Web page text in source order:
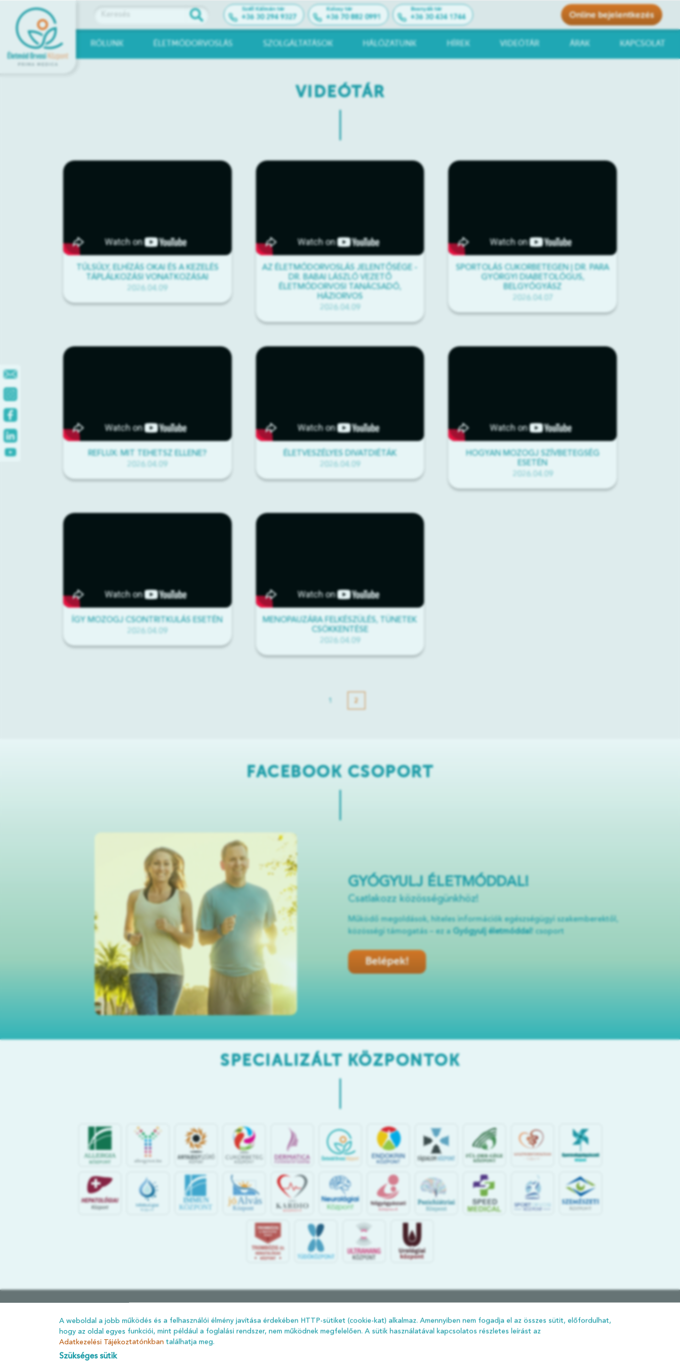
Széll Kálmán tér
+36 30 294 9327
Kolosy tér
+36 70 882 0991
Bosnyák tér
+36 30 434 1744 Online bejelentkezés
RÓLUNK ÉLETMÓDORVOSLÁS SZOLGÁLTATÁSOK HÁLÓZATUNK HÍREK VIDEÓTÁR ÁRAK KAPCSOLAT
VIDEÓTÁR
TÚLSÚLY, ELHÍZÁS OKAI ÉS A KEZELÉS
TÁPLÁLKOZÁSI VONATKOZÁSAI
2026.04.09
AZ ÉLETMÓDORVOSLÁS JELENTŐSÉGE -
DR. BABAI LÁSZLÓ VEZETŐ
ÉLETMÓDORVOSI TANÁCSADÓ,
HÁZIORVOS
2026.04.09
SPORTOLÁS CUKORBETEGEN | DR. PARA
GYÖRGYI DIABETOLÓGUS,
BELGYÓGYÁSZ
2026.04.07
REFLUX: MIT TEHETSZ ELLENE?
2026.04.09
ÉLETVESZÉLYES DIVATDIÉTÁK
2026.04.09
HOGYAN MOZOGJ SZÍVBETEGSÉG
ESETÉN
2026.04.09
ÍGY MOZOGJ CSONTRITKULÁS ESETÉN
2026.04.09
MENOPAUZÁRA FELKÉSZÜLÉS, TÜNETEK
CSÖKKENTÉSE
2026.04.09
FACEBOOK CSOPORT
GYÓGYULJ ÉLETMÓDDAL!
Csatlakozz közösségünkhöz!
Működő megoldások, hiteles információk egészségügyi szakemberektől,
közösségi támogatás – ez a Gyógyulj életmóddal! csoport
Belépek!
SPECIALIZÁLT KÖZPONTOK
IMMUN
KÖZPONT
jóAlvás
Központ POR
ADATKEZELÉSI TÁJÉKOZTATÓ
ADATVÉDELMI TÁJÉKOZTATÓ
KÖZÖSSÉGI MÉDIA
A weboldal a jobb működés és a felhasználói élmény javítása érdekében HTTP-sütiket (cookie-kat) alkalmaz. Amennyiben nem fogadja el az összes sütit, előfordulhat,
hogy az oldal egyes funkciói, mint például a foglalási rendszer, nem működnek megfelelően. A sütik használatával kapcsolatos részletes leírást az
Adatkezelési Tájékoztatónkban találhatja meg.
Szükséges sütik